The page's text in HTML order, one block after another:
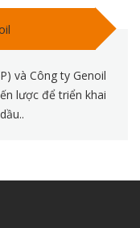
và Công ty Genoil
lược để triển khai